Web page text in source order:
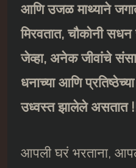
आणि उजळ माथ्याने
मिरवतात,चौकोनी सधन
जेव्हा, अनेक जीवांचे
धनाच्या आणि
उध्वस्त झालेले असतात
आपली घरं भरताना,